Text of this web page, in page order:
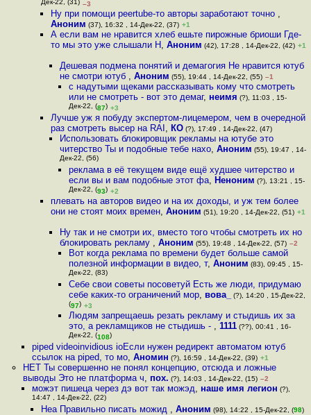
Дек-22, (31) –3
Ну при помощи peertube-то авторы заработают точно ,
Аноним (37), 16:32 , 14-Дек-22, (37) +1
А если вам не нравится хлеб ешьте пирожные бриоши Где-
то мы это уже слышали Н, Аноним (42), 17:28 , 14-Дек-22, (42) +1
Дешевая подмена понятий и демагогия Не нравится ютуб
не смотри ютуб , Аноним (55), 19:44 , 14-Дек-22, (55) –1
с надутыми щеками рассказывать кому что смотреть
или не смотреть - вот это демаг, неимя (?), 11:03 , 15-
Дек-22, (87) +3
Лучше уж я побуду экспертом-лицемером, чем в очередной
раз смотреть высер на RAI , КО(?), 17:49 , 14-Дек-22, (47)
Использовать блокировщик рекламы на ютубе это
читерство Ты и подобные тебе нахо, Аноним (55), 19:47 , 14-
Дек-22, (56)
реклама в её текущем виде ещё худшее читерство и
если вы и вам подобные этот фа, Неноним (?), 13:21 , 15-
Дек-22, (93) +2
плевать на авторов видео и на их доходы, и уж тем более
они не стоят моих времен, Аноним (51), 19:20 , 14-Дек-22, (51) +1
Ну так и не смотри их, вместо того чтобы смотреть их но
блокировать рекламу , Аноним (55), 19:48 , 14-Дек-22, (57) –2
Вот когда реклама по времени будет больше самой
полезной информации в видео, т,Аноним (83), 09:45 , 15-
Дек-22, (83)
Себе свои советы посоветуй Есть же люди, придумаю
себе каких-то ограничений мор, вова_ (?), 14:20 , 15-Дек-22,
(97) +3
Людям запрещаешь резать рекламу и стыдишь их за
это, а рекламщиков не стыдишь - ,1111 (??), 00:41 , 16-
Дек-22, (108)
piped videoinvidious ioЕсли нужен редирект автоматом ютуб
ссылок на piped, то мо, Аномин (?), 16:59 , 14-Дек-22, (39) +1
НЕТ Ты совершенно не понял концепцию, отсюда и ложные
выводы Это не платформа ч, пох. (?), 14:03 , 14-Дек-22, (15) –2
можэт пишеца через дэ вот так можэд, наше имя легион (?),
14:47 , 14-Дек-22, (22)
Неа Правильно писать можид ,Аноним (98), 14:22 , 15-Дек-22, (98)